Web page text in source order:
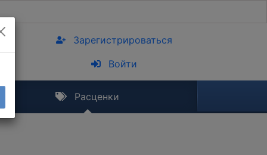
Зарегистрироваться
Войти
Расценки